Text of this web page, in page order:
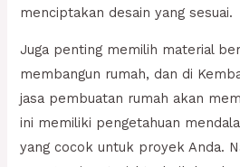
menciptakan desain yang sesuai.
Juga penting memilih material
membangun rumah, dan di
jasa pembuatan rumah akan
ini memiliki pengetahuan
yang cocok untuk proyek Anda.